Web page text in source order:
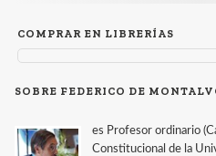
COMPRAR EN LIBRERÍAS
SOBRE FEDERICO DE
es Profesor ordinario
Constitucional de la